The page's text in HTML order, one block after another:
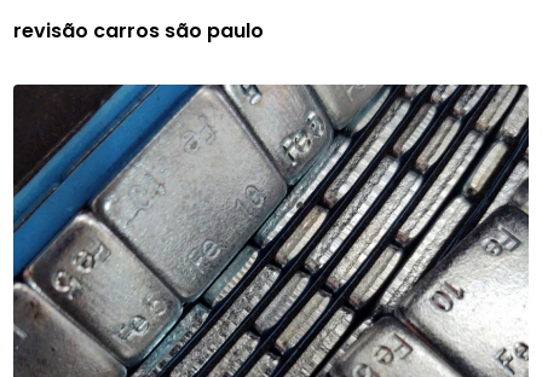
revisão carros são paulo